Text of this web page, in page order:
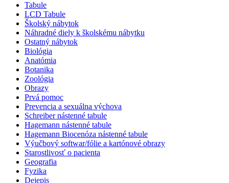
Tabule
LCD Tabule
Školský nábytok
Náhradné diely k školskému nábytku
Ostatný nábytok
Biológia
Anatómia
Botanika
Zoológia
Obrazy
Prvá pomoc
Prevencia a sexuálna výchova
Schreiber nástenné tabule
Hagemann nástenné tabule
Hagemann Biocenóza nástenné tabule
Výučbový softwar/fólie a kartónové obrazy
Starostlivosť o pacienta
Geografia
Fyzika
Dejepis